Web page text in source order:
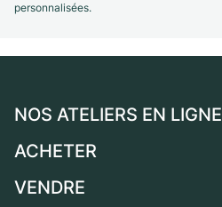
personnalisées.
NOS ATELIERS EN LIGNE
Allemagne
ACHETER
Toutes les montres de luxe
VENDRE